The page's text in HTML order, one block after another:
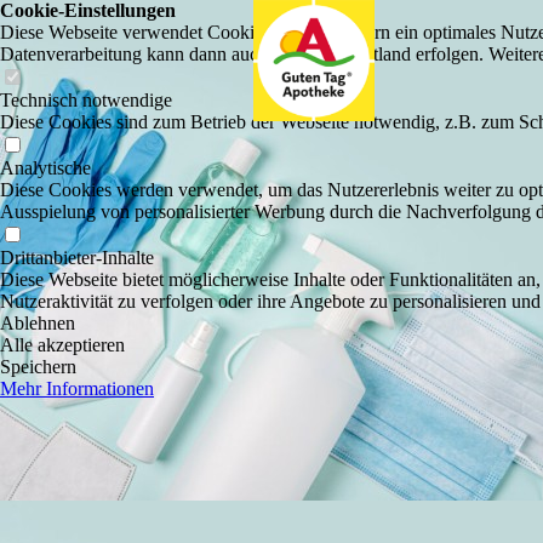
Cookie-Einstellungen
Diese Webseite verwendet Cookies, um Besuchern ein optimales
Datenverarbeitung kann dann auch in einem Drittland erfolgen.
Technisch notwendige
Diese Cookies sind zum Betrieb der Webseite notwendig, z.B. zum
Analytische
Diese Cookies werden verwendet, um das Nutzererlebnis weiter zu
Ausspielung von personalisierter Werbung durch die Nachverfolgung
Drittanbieter-Inhalte
Diese Webseite bietet möglicherweise Inhalte oder Funktionalitäten
Nutzeraktivität zu verfolgen oder ihre Angebote zu personalisieren
Ablehnen
Alle akzeptieren
Speichern
Mehr Informationen